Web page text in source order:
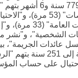
سنة و6 أشهر إلى 779 سنة و6
و"التلاعب بالمناقصات" (53
المؤسسات والهيئات
الشخصية"، و"نشر
عائدات الجريمة"،
السجن من 86 سنة إلى 251 سنة
على حساب